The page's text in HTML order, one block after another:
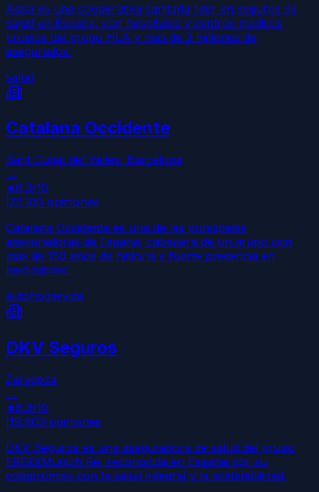
Asisa es una cooperativa sanitaria lider en seguros de
salud en Espana, con hospitales y centros medicos
propios del grupo HLA y mas de 2 millones de
asegurados.
salud
Catalana Occidente
Sant Cugat del Valles, Barcelona
→
★8.3/10
22.100 opiniones
Catalana Occidente es una de las principales
aseguradoras de Espana, cabecera de un grupo con
mas de 150 anos de historia y fuerte presencia en
mediadores.
autohogarvida
DKV Seguros
Zaragoza
→
★8.3/10
19.800 opiniones
DKV Seguros es una aseguradora de salud del grupo
ERGO/Munich Re, reconocida en Espana por su
compromiso con la salud integral y la sostenibilidad.